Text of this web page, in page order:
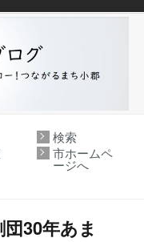
検索
市ホームペ
ージへ
30年あま